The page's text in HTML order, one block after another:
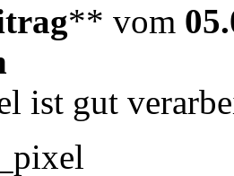
** vom
ist gut